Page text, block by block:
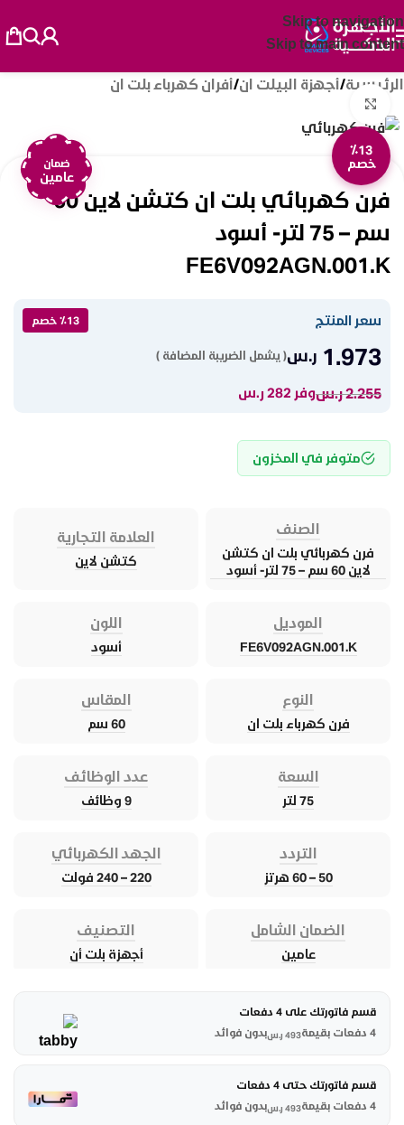
Skip to navigation
Skip to main content
الرئيسية/أجهزة البيلت ان/أفران كهرباء بلت ان
٪13
خصم
ضمان
عامين
فرن كهربائي بلت ان كتشن لاين 60
سم – 75 لتر- أسود
FE6V092AGN.001.K
سعر المنتج ٪13 خصم
1.973 ر.س( يشمل الضريبة المضافة )
2.255ر.سوفر 282 ر.س
متوفر في المخزون
الصنف
فرن كهربائي بلت ان كتشن
لاين 60 سم – 75 لتر- أسود
العلامة التجارية
كتشن لاين
الموديل
FE6V092AGN.001.K
اللون
أسود
النوع
فرن كهرباء بلت ان
المقاس
60 سم
السعة
75 لتر
عدد الوظائف
9 وظائف
التردد
50 – 60 هرتز
الجهد الكهربائي
220 – 240 فولت
الضمان الشامل
عامين
التصنيف
أجهزة بلت أن
قسم فاتورتك على 4 دفعات
4 دفعات بقيمة
493 ر.سبدون فوائد
قسم فاتورتك حتى 4 دفعات
4 دفعات بقيمة
493 ر.سبدون فوائد